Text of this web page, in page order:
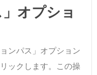
オプショ
ンパス」オプション
ックします。この操